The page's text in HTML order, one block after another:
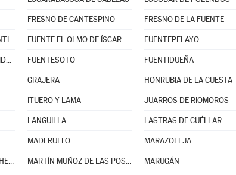
FRESNO DE CANTESPINO FRESNO DE LA FUENTE
FUENTE EL OLMO DE FUENTIDUEÑA FUENTE EL OLMO DE ÍSCAR FUENTEPELAYO
FUENTESAÚCO DE FUENTIDUEÑA FUENTESOTO FUENTIDUEÑA
GRAJERA HONRUBIA DE LA CUESTA
ITUERO Y LAMA JUARROS DE RIOMOROS
LANGUILLA LASTRAS DE CUÉLLAR
MADERUELO MARAZOLEJA
MARTÍN MUÑOZ DE LA DEHESA MARTÍN MUÑOZ DE LAS POSADAS MARUGÁN